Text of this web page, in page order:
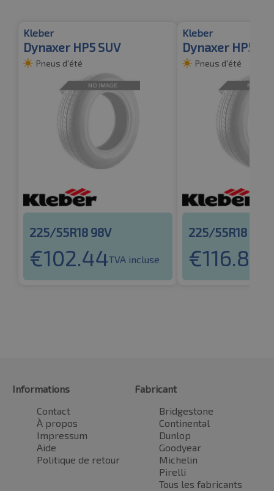
Kleber
Dynaxer HP5 SUV
Pneus d'été
225/55R18 98V
€102.44TVA incluse
Kleber
Dynaxer HP5
Pneus d'été
225/55R18 98H
€116.86
Informations
Contact
À propos
Impressum
Aide
Politique de retour
Fabricant
Bridgestone
Continental
Dunlop
Goodyear
Michelin
Pirelli
Tous les fabricants